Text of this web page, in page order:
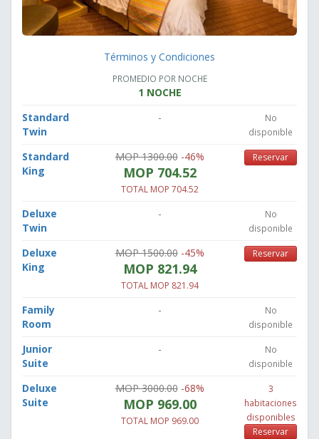
Términos y Condiciones
PROMEDIO POR NOCHE
1 NOCHE
Standard
Twin
-
No
disponible
Standard
King
MOP 1300.00 -46%
MOP 704.52
TOTAL MOP 704.52
Reservar
Deluxe
Twin
-
No
disponible
Deluxe
King
MOP 1500.00 -45%
MOP 821.94
TOTAL MOP 821.94
Reservar
Family
Room
-
No
disponible
Junior
Suite
-
No
disponible
Deluxe
Suite
MOP 3000.00 -68%
MOP 969.00
TOTAL MOP 969.00
3
habitaciones
disponibles
Reservar